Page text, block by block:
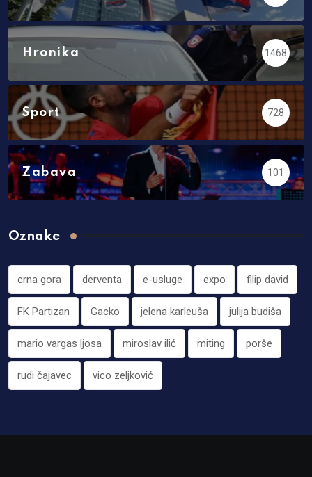
Hronika 1468
Sport 728
Zabava 101
Oznake
crna gora derventa e-usluge expo filip david
FK Partizan Gacko jelena karleuša julija budiša
mario vargas ljosa miroslav ilić miting porše
rudi čajavec vico zeljković